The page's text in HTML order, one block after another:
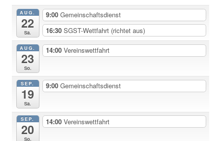
AUG.
22
Sa.
9:00 Gemeinschaftsdienst
16:30 SGST-Wettfahrt (richtet aus)
AUG.
23
So.
14:00 Vereinswettfahrt
SEP.
19
Sa.
9:00 Gemeinschaftsdienst
SEP.
20
So.
14:00 Vereinswettfahrt